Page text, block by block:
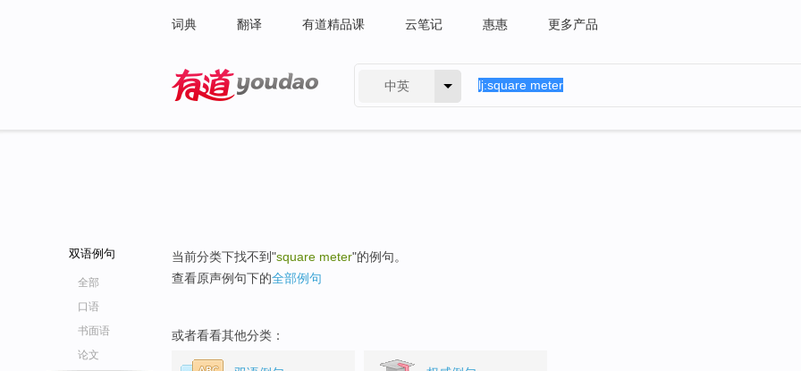
词典 翻译 有道精品课 云笔记 惠惠 更多产品
中英
双语例句
全部
口语
书面语
论文
当前分类下找不到"square meter"的例句。
查看原声例句下的全部例句
或者看看其他分类：